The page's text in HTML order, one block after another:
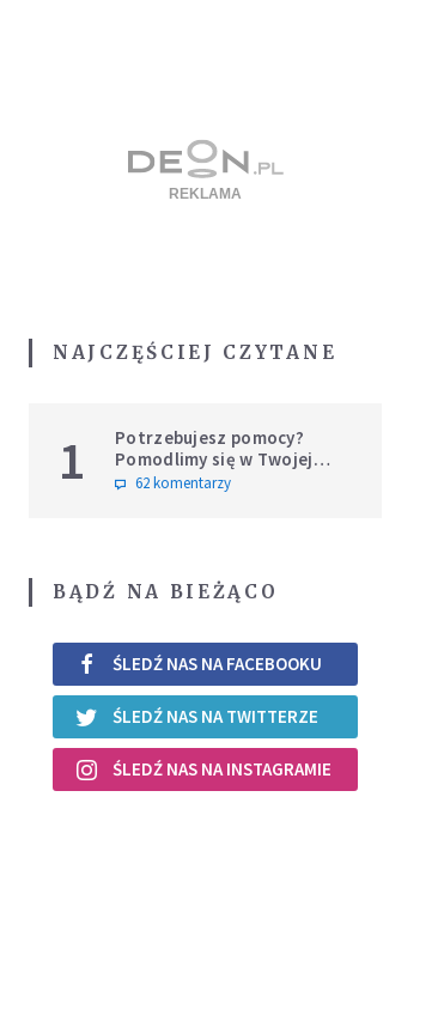
NAJCZĘŚCIEJ CZYTANE
1
Potrzebujesz pomocy?
Pomodlimy się w Twojej
intencji
62 komentarzy
BĄDŹ NA BIEŻĄCO
ŚLEDŹ NAS NA FACEBOOKU
ŚLEDŹ NAS NA TWITTERZE
ŚLEDŹ NAS NA INSTAGRAMIE